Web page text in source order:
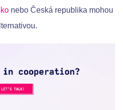
nebo Česká republika mohou